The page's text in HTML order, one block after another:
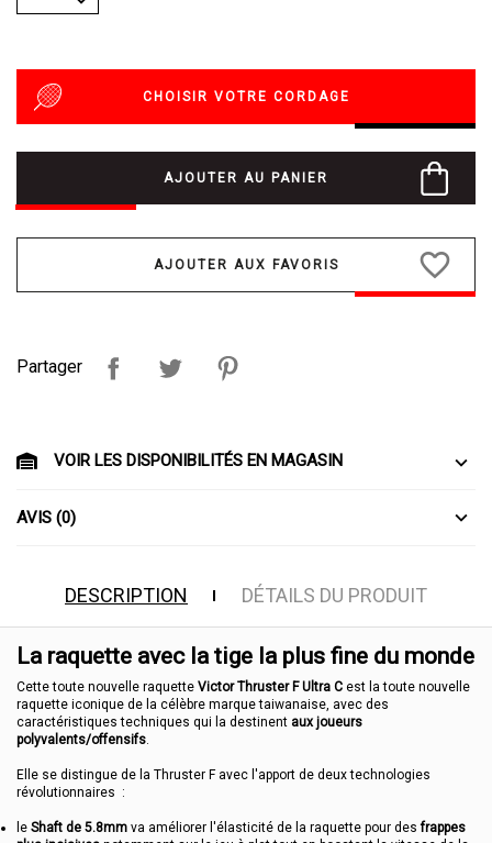
CHOISIR VOTRE CORDAGE
AJOUTER AU PANIER
favorite_border
Partager
VOIR LES DISPONIBILITÉS EN MAGASIN
AVIS (0)
DESCRIPTION DÉTAILS DU PRODUIT
La raquette avec la tige la plus fine du monde
Cette toute nouvelle raquette Victor Thruster F Ultra C est la toute nouvelle
raquette iconique de la célèbre marque taiwanaise, avec des
caractéristiques techniques qui la destinent aux joueurs
polyvalents/offensifs.
Elle se distingue de la Thruster F avec l'apport de deux technologies
révolutionnaires :
le Shaft de 5.8mm va améliorer l'élasticité de la raquette pour des frappes